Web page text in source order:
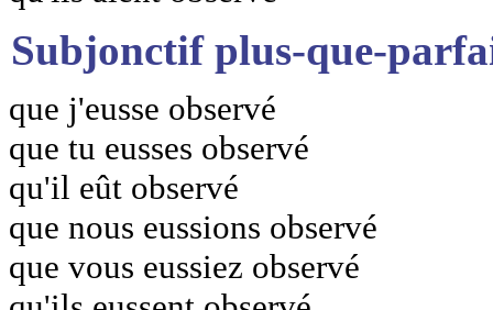
Subjonctif plus-que-
que j'eusse observé
que tu eusses observé
qu'il eût observé
que nous eussions observé
que vous eussiez observé